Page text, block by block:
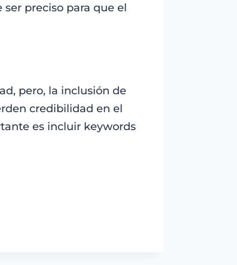
ser preciso para que el
pero, la inclusión de
credibilidad en el
es incluir keywords